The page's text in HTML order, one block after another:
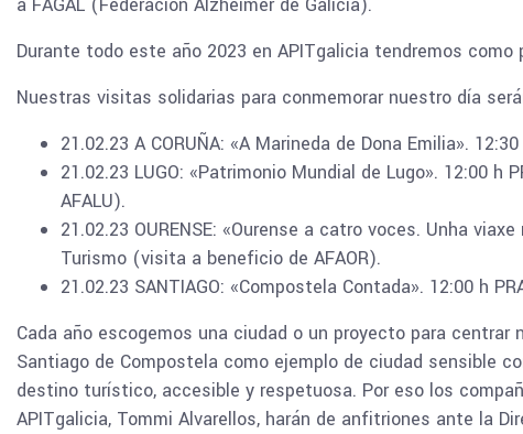
Durante todo este año 2023 en APITgalicia tendremos como
Nuestras visitas solidarias para conmemorar nuestro día
21.02.23 A CORUÑA: «A Marineda de Dona Emilia».
21.02.23 LUGO: «Patrimonio Mundial de Lugo». 12:00
AFALU).
21.02.23 OURENSE: «Ourense a catro voces. Unha
Turismo (visita a beneficio de AFAOR).
21.02.23 SANTIAGO: «Compostela Contada». 12:00 h
Cada año escogemos una ciudad o un proyecto para
Santiago de Compostela como ejemplo de ciudad sensible
destino turístico, accesible y respetuosa. Por eso los
APITgalicia, Tommi Alvarellos, harán de anfitriones ante la